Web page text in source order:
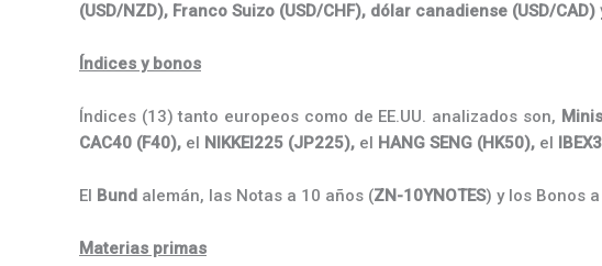
(USD/NZD), Franco Suizo (USD/CHF), dólar canadiense (USD/CAD)
Índices y bonos
Índices (13) tanto europeos como de EE.UU. analizados son,
CAC40 (F40), el NIKKEI225 (JP225), el HANG SENG (HK50), el
El Bund alemán, las Notas a 10 años (ZN-10YNOTES) y los Bonos
Materias primas